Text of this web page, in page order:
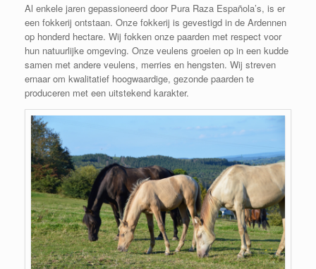
Al enkele jaren gepassioneerd door Pura Raza Española’s, is er
een fokkerij ontstaan. Onze fokkerij is gevestigd in de Ardennen
op honderd hectare. Wij fokken onze paarden met respect voor
hun natuurlijke omgeving. Onze veulens groeien op in een kudde
samen met andere veulens, merries en hengsten. Wij streven
ernaar om kwalitatief hoogwaardige, gezonde paarden te
produceren met een uitstekend karakter.